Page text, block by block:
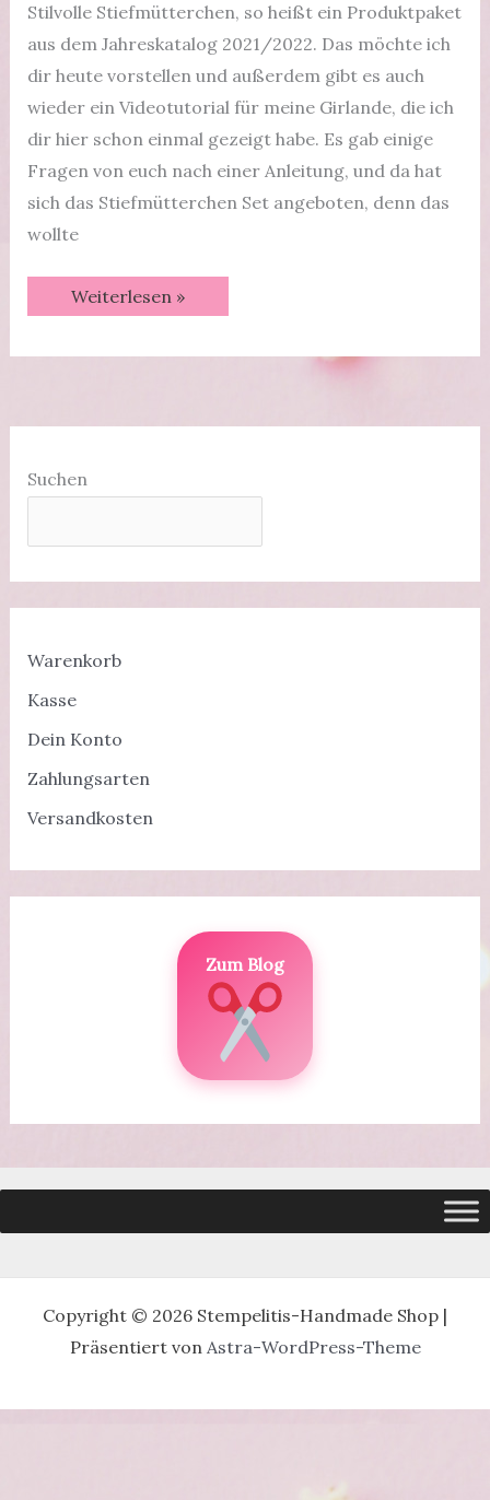
Stilvolle Stiefmütterchen, so heißt ein Produktpaket
aus dem Jahreskatalog 2021/2022. Das möchte ich
dir heute vorstellen und außerdem gibt es auch
wieder ein Videotutorial für meine Girlande, die ich
dir hier schon einmal gezeigt habe. Es gab einige
Fragen von euch nach einer Anleitung, und da hat
sich das Stiefmütterchen Set angeboten, denn das
wollte
Stiefmütterchen
Girlande
Weiterlesen »
Suchen
Warenkorb
Kasse
Dein Konto
Zahlungsarten
Versandkosten
Zum Blog
Copyright © 2026 Stempelitis-Handmade Shop |
Präsentiert von Astra-WordPress-Theme